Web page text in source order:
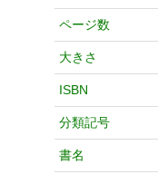
ページ数
大きさ
ISBN
分類記号
書名